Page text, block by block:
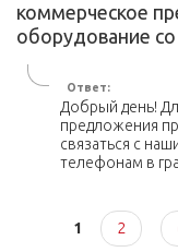
коммерческое
оборудование
Ответ:
Добрый день!
предложения
связаться с
телефонам в
Страницы
1 2